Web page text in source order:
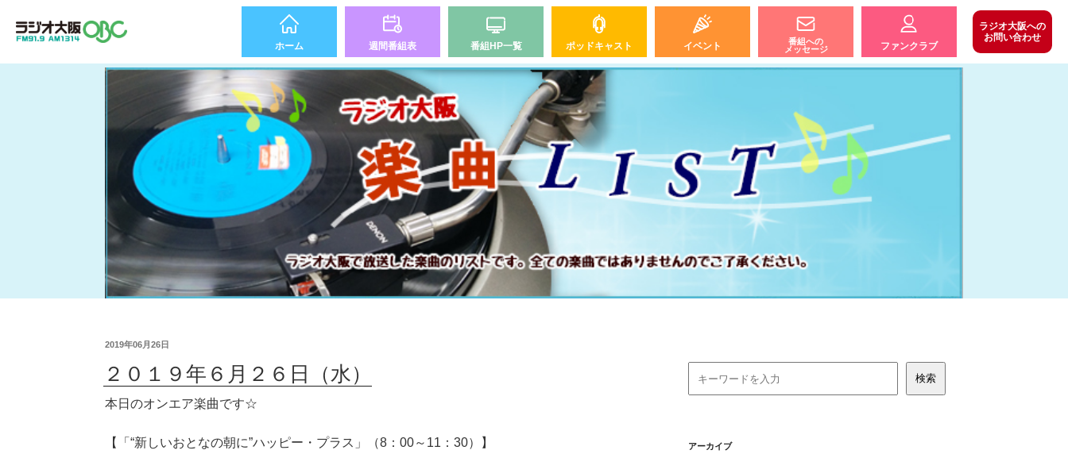
ホーム 週間番組表 番組HP一覧 ポッドキャスト イベント
番組への
メッセージ
ファンクラブ
ラジオ大阪への
お問い合わせ
2019年06月26日
２０１９年６月２６日（水）
本日のオンエア楽曲です☆
【「“新しいおとなの朝に”ハッピー・プラス」（8：00～11：30）】
アーカイブ